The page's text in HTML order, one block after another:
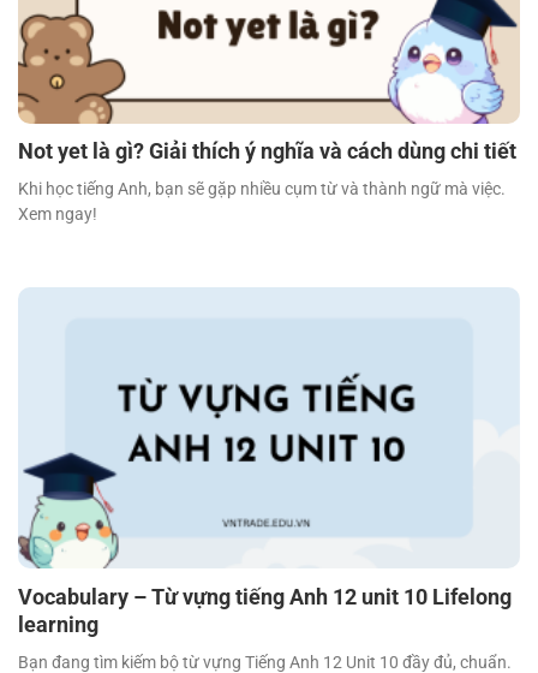
Not yet là gì? Giải thích ý nghĩa và cách dùng chi tiết
Khi học tiếng Anh, bạn sẽ gặp nhiều cụm từ và thành ngữ mà việc.
Xem ngay!
Vocabulary – Từ vựng tiếng Anh 12 unit 10 Lifelong
learning
Bạn đang tìm kiếm bộ từ vựng Tiếng Anh 12 Unit 10 đầy đủ, chuẩn.